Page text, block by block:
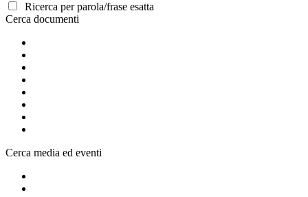
Ricerca per parola/frase esatta
Cerca documenti
Cerca media ed eventi